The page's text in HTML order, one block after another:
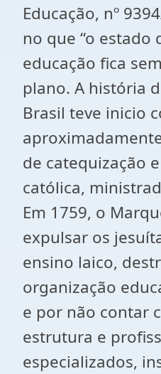
Educação, nº
no que “o estado
educação fica
plano. A história
Brasil teve inicio
de catequização
católica,
Em 1759, o
expulsar os
ensino laico,
organização
e por não contar
estrutura e
especializados,